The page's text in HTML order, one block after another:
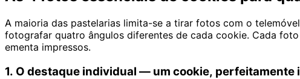
A maioria das pastelarias limita-se a tirar fotos com o
fotografar quatro ângulos diferentes de cada cookie. Cada
ementa impressos.
1. O destaque individual — um cookie, perfeitamente